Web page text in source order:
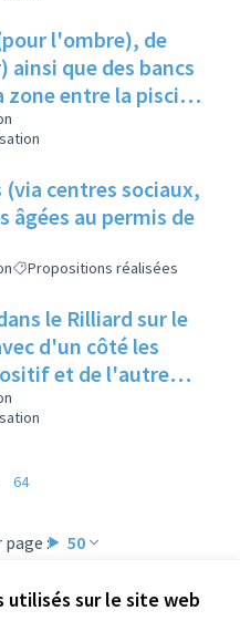
utilisés sur le site web
l'ombre), de
ainsi que des bancs
zone entre la piscine
centres sociaux,
âgées au permis de
Propositions réalisées
le Rilliard sur le
d'un côté les
et de l'autre
de lieux à
: 50
64